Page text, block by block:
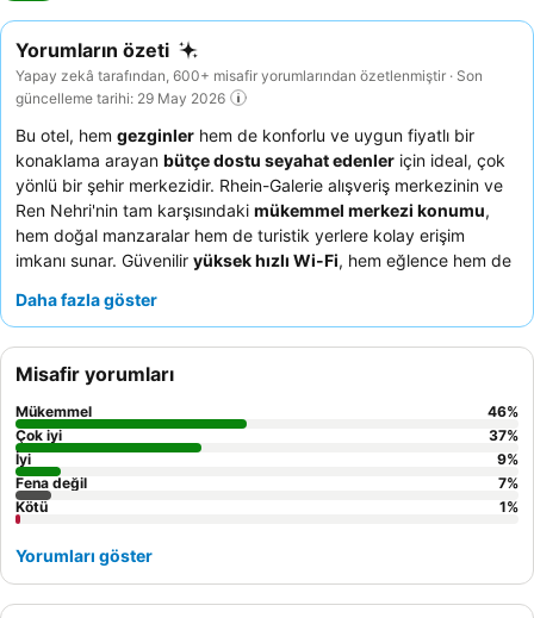
Yorumların özeti
Yapay zekâ tarafından, 600+ misafir yorumlarından özetlenmiştir · Son
güncelleme tarihi: 29 May 2026
Bu otel, hem gezginler hem de konforlu ve uygun fiyatlı bir
konaklama arayan bütçe dostu seyahat edenler için ideal, çok
yönlü bir şehir merkezidir. Rhein-Galerie alışveriş merkezinin ve
Ren Nehri'nin tam karşısındaki mükemmel merkezi konumu,
hem doğal manzaralar hem de turistik yerlere kolay erişim
imkanı sunar. Güvenilir yüksek hızlı Wi-Fi, hem eğlence hem de
ve yardımsever resepsiyon ekibini
övmektedir. Daha sakin bir deneyim için konukların hareketli
caddeden uzak bir oda talep etmeleri önerilir.
Daha fazla göster
Misafir yorumları
Mükemmel 46%
Çok iyi
37%
İyi
9%
Fena değil
7%
Kötü
1%
Yorumları göster